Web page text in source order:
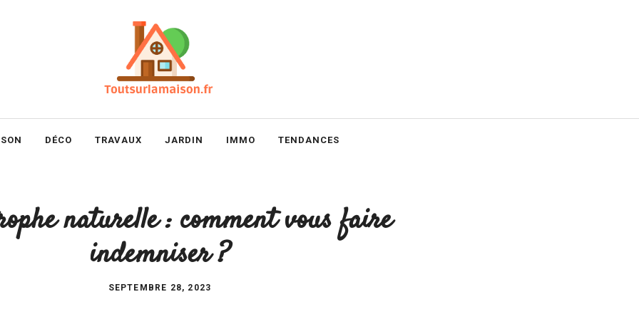
DÉCO TRAVAUX JARDIN IMMO TENDANCES
naturelle : comment vous faire
indemniser ?
SEPTEMBRE 28, 2023